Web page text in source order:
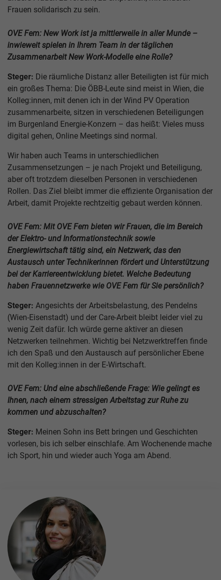
Frauen solidarisch zu sein.
OVE Fem: New Work ist ja mittlerweile in aller Munde –
inwieweit spielen in Ihrem Team in der täglichen
Zusammenarbeit New Work-Modelle eine Rolle?
Steger: Die räumliche Distanz aller Beteiligten ist für mich
ein großes Thema: Die ÖBB-Leute sind meist in Wien, die
Kolleg:innen, mit denen ich in der Wind PV Operation
zusammenarbeite, sitzen in verschiedenen Beteiligungen
im Burgenland Energie-Konzern – das heißt: Vieles muss
digital gehen, Online Meetings sind normal.
Wir haben auch Teams in unterschiedlichen
Zusammensetzungen – je nach Projekt und Beteiligung,
aber oft trotzdem dieselben Personen in verschiedenen
Rollen. Das Ziel bleibt immer die effiziente Organisation der
Arbeit, damit Projekte rechtzeitig gebaut werden können.
OVE Fem: Mit OVE Fem bieten wir Frauen, die im Bereich
der Elektro- und Informationstechnik sowie
Energiewirtschaft tätig sind, ein Netzwerk, das den
Austausch unter Technikerinnen fördert und Unterstützung
bei der Karriereentwicklung bietet. Welche Bedeutung
haben Frauennetzwerke wie OVE Fem für Sie persönlich?
Steger: Angesichts der Arbeitsbelastung, des Pendelns
(Wien-Eisenstadt) und der Care-Arbeit bleibt leider viel zu
wenig Zeit dafür. Ich würde gerne aktiver an diesen
Netzwerken teilnehmen. Wichtig bei Netzwerktreffen finde
ich den Spaß und den Austausch auf persönlicher Ebene
mit den Kolleg:innen in der E-Wirtschaft.
OVE Fem: Und eine abschließende Frage: Wie gelingt es
Ihnen, nach einem stressigen Arbeitstag zur Ruhe zu
kommen und abzuschalten?
Steger: Meinen Sohn ins Bett bringen und Geschichten
vorlesen, bis ich selber einschlafe. Am Wochenende mache
ich Sport, hin und wieder auch Yoga am Abend.